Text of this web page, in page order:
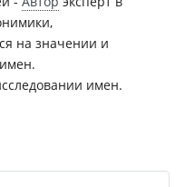
на значении и
имен.